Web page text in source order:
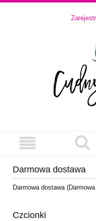
Darmowa dostawa
Darmowa dostawa
Czcionki